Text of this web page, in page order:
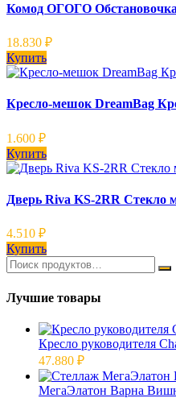
Комод ОГОГО
18.830 ₽
Купить
Кресло-мешок DreamBag
1.600 ₽
Купить
Дверь Riva KS-2RR Стекло
4.510 ₽
Купить
Лучшие товары
Кресло руководителя
47.880 ₽
МегаЭлатон Варна